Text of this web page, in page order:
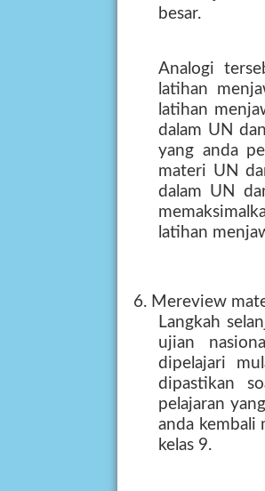
besar.
Analogi
latihan
latihan
dalam UN
yang anda
materi UN
dalam UN
latihan
6. Mereview
Langkah
ujian
dipelajari
dipastikan
pelajaran
anda kembali
kelas 9.